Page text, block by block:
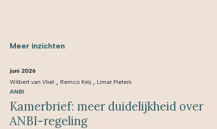
Meer inzichten
juni 2026
Wilbert van Vliet , Remco Keij , Limar Pieters
ANBI
Kamerbrief: meer duidelijkheid over
ANBI-regeling